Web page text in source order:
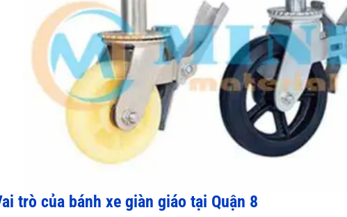
trò của bánh xe giàn giáo tại Quận 8